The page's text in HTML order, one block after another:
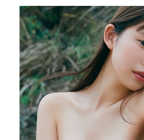
ち読みカットより
ムニムニむ。～prologue～』
之）価格／\1100（税込）
格／\1100（税込）